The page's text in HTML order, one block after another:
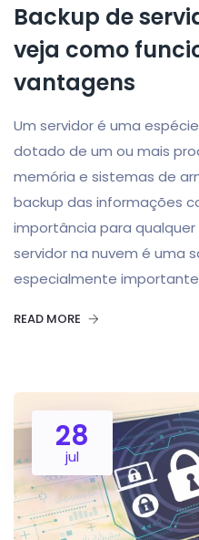
Backup de
veja como
vantagens
Um servidor é uma
dotado de um ou mais
memória e sistemas de
backup das informações
importância para
servidor na nuvem é uma
especialmente
READ MORE
28
jul